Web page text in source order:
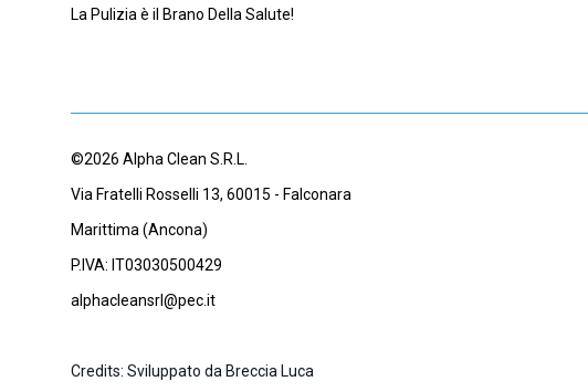
La Pulizia è il Brano Della Salute!
©2026 Alpha Clean S.R.L.
Via Fratelli Rosselli 13, 60015 - Falconara
Marittima (Ancona)
P.IVA: IT03030500429
alphacleansrl@pec.it
Credits: Sviluppato da Breccia Luca